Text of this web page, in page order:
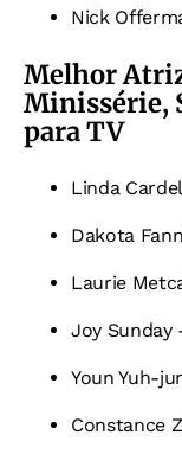
Nick
Melhor
Minissérie,
para TV
Linda
Dakota
Laurie
Joy Sunday
Youn Yuh-
Constance